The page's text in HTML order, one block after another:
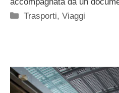
Categorie
Trasporti,Viaggi